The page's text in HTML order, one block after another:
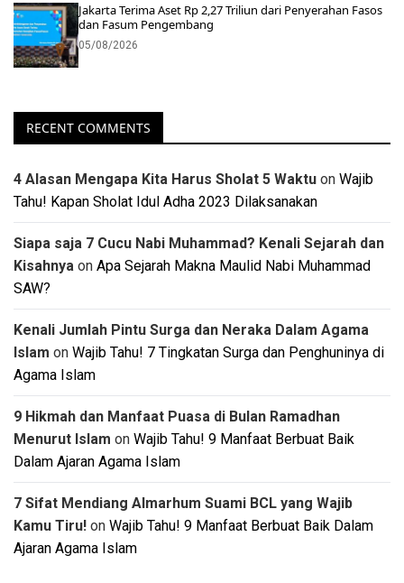
Jakarta Terima Aset Rp 2,27 Triliun dari Penyerahan Fasos
dan Fasum Pengembang
05/08/2026
RECENT COMMENTS
4 Alasan Mengapa Kita Harus Sholat 5 Waktu on Wajib
Tahu! Kapan Sholat Idul Adha 2023 Dilaksanakan
Siapa saja 7 Cucu Nabi Muhammad? Kenali Sejarah dan
Kisahnya on Apa Sejarah Makna Maulid Nabi Muhammad
SAW?
Kenali Jumlah Pintu Surga dan Neraka Dalam Agama
Islam on Wajib Tahu! 7 Tingkatan Surga dan Penghuninya di
Agama Islam
9 Hikmah dan Manfaat Puasa di Bulan Ramadhan
Menurut Islam on Wajib Tahu! 9 Manfaat Berbuat Baik
Dalam Ajaran Agama Islam
7 Sifat Mendiang Almarhum Suami BCL yang Wajib
Kamu Tiru! on Wajib Tahu! 9 Manfaat Berbuat Baik Dalam
Ajaran Agama Islam